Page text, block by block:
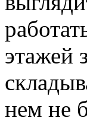
этажей
нем не